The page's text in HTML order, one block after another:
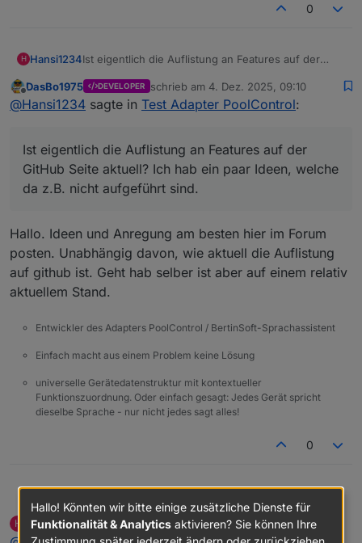
0
H Hansi1234Ist eigentlich die Auflistung an Features auf der
da z.B. nicht aufgeführt sind.
Offline
DasBo1975 DEVELOPER schrieb am 4. Dez. 2025, 09:10
zuletzt editiert von
@Hansi1234 sagte in Test Adapter PoolControl:
Ist eigentlich die Auflistung an Features auf der
GitHub Seite aktuell? Ich hab ein paar Ideen, welche
da z.B. nicht aufgeführt sind.
Hallo. Ideen und Anregung am besten hier im Forum
posten. Unabhängig davon, wie aktuell die Auflistung
auf github ist. Geht hab selber ist aber auf einem relativ
aktuellem Stand.
Entwickler des Adapters PoolControl / BertinSoft-Sprachassistent
Einfach macht aus einem Problem keine Lösung
universelle Gerätedatenstruktur mit kontextueller
Funktionszuordnung. Oder einfach gesagt: Jedes Gerät spricht
dieselbe Sprache - nur nicht jedes sagt alles!
0
Ist eigentlich die Auflistung an Features auf
H
Nicht stören
Hansi1234schrieb am4. Dez. 2025, 11:15
zuletzt editiert von
Hallo! Könnten wir bitte einige zusätzliche Dienste für
Funktionalität & Analytics aktivieren? Sie können Ihre